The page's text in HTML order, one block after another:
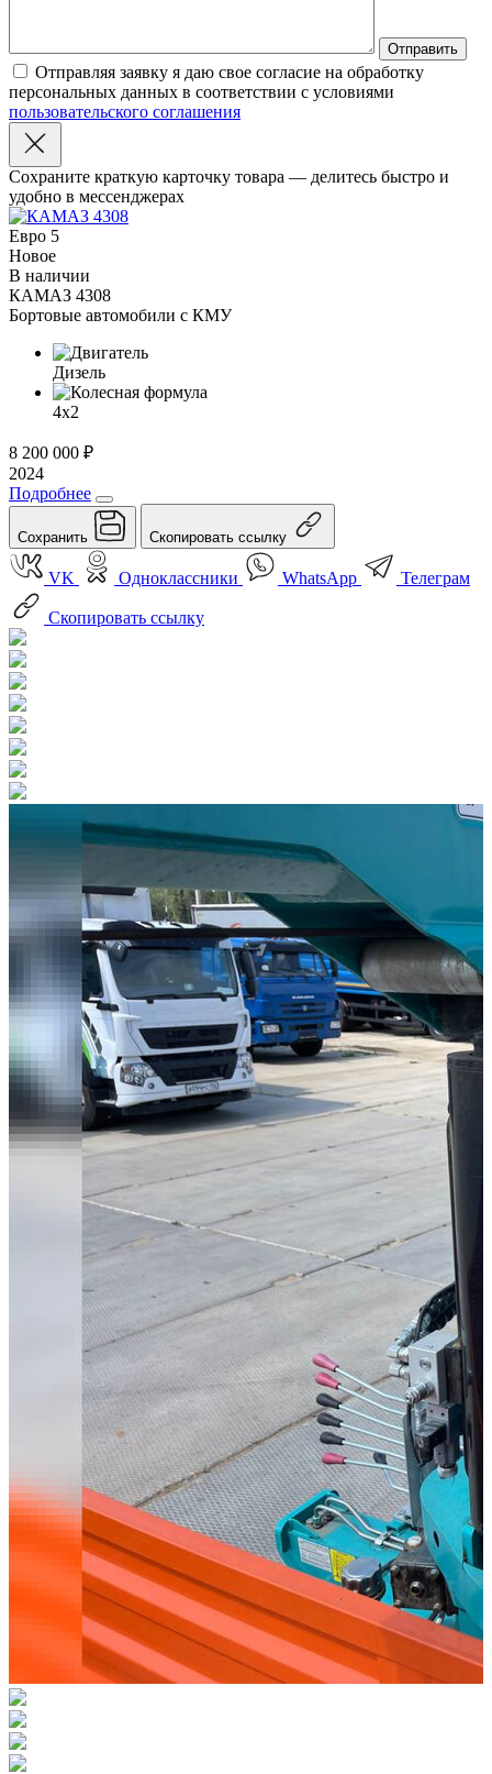
Отправляя заявку я даю свое согласие на обработку
персональных данных в соответствии с условиями
пользовательского соглашения
Сохраните краткую карточку товара — делитесь быстро и
удобно в мессенджерах
Евро 5
Новое
В наличии
КАМАЗ 4308
Бортовые автомобили с КМУ
Дизель
4x2
8 200 000 ₽
2024
Подробнее
Сохранить Скопировать ссылку
VK Одноклассники WhatsApp Телеграм
Скопировать ссылку